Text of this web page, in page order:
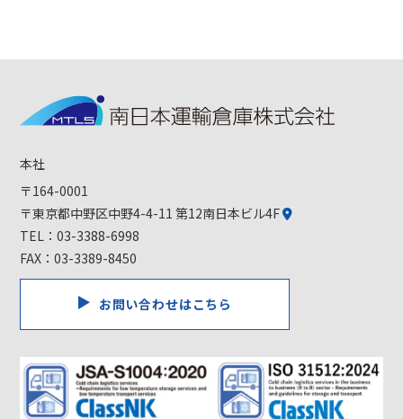
本社
〒164-0001
〒東京都中野区中野4-4-11 第12南日本ビル4F
TEL：03-3388-6998
FAX：03-3389-8450
お問い合わせはこちら